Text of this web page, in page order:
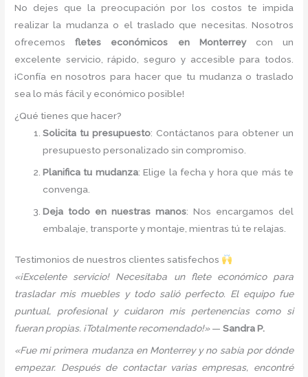
No dejes que la preocupación por los costos te impida
realizar la mudanza o el traslado que necesitas. Nosotros
ofrecemosfletes económicos en Monterreycon un
excelente servicio, rápido, seguro y accesible para todos.
¡Confía en nosotros para hacer que tu mudanza o traslado
sea lo más fácil y económico posible!
¿Qué tienes que hacer?
Solicita tu presupuesto: Contáctanos para obtener un
presupuesto personalizado sin compromiso.
Planifica tu mudanza: Elige la fecha y hora que más te
convenga.
Deja todo en nuestras manos: Nos encargamos del
embalaje, transporte y montaje, mientras tú te relajas.
Testimonios de nuestros clientes satisfechos
«¡Excelente servicio! Necesitaba un flete económico para
trasladar mis muebles y todo salió perfecto. El equipo fue
puntual, profesional y cuidaron mis pertenencias como si
fueran propias. ¡Totalmente recomendado!»—Sandra P.
«Fue mi primera mudanza en Monterrey y no sabía por dónde
empezar. Después de contactar varias empresas, encontré